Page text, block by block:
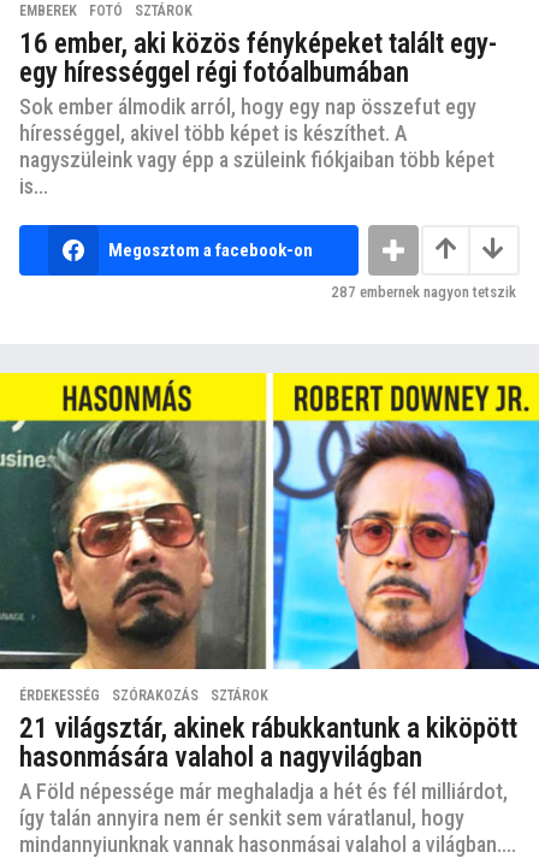
EMBEREK ,FOTÓ ,SZTÁROK
16 ember, aki közös fényképeket talált egy-
egy hírességgel régi fotóalbumában
Sok ember álmodik arról, hogy egy nap összefut egy
hírességgel, akivel több képet is készíthet. A
nagyszüleink vagy épp a szüleink fiókjaiban több képet
is...
Megosztom a facebook-on
287 embernek nagyon tetszik
ÉRDEKESSÉG ,SZÓRAKOZÁS ,SZTÁROK
21 világsztár, akinek rábukkantunk a kiköpött
hasonmására valahol a nagyvilágban
A Föld népessége már meghaladja a hét és fél milliárdot,
így talán annyira nem ér senkit sem váratlanul, hogy
mindannyiunknak vannak hasonmásai valahol a világban....